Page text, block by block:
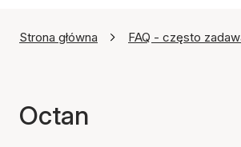
Strona główna FAQ - często
Octan